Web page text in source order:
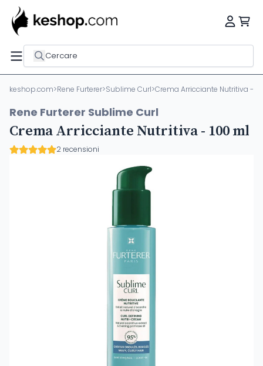
Cercare
keshop.com>Rene Furterer>Sublime Curl>Crema Arricciante Nutritiva -
Rene Furterer Sublime Curl
Crema Arricciante Nutritiva - 100 ml
2 recensioni